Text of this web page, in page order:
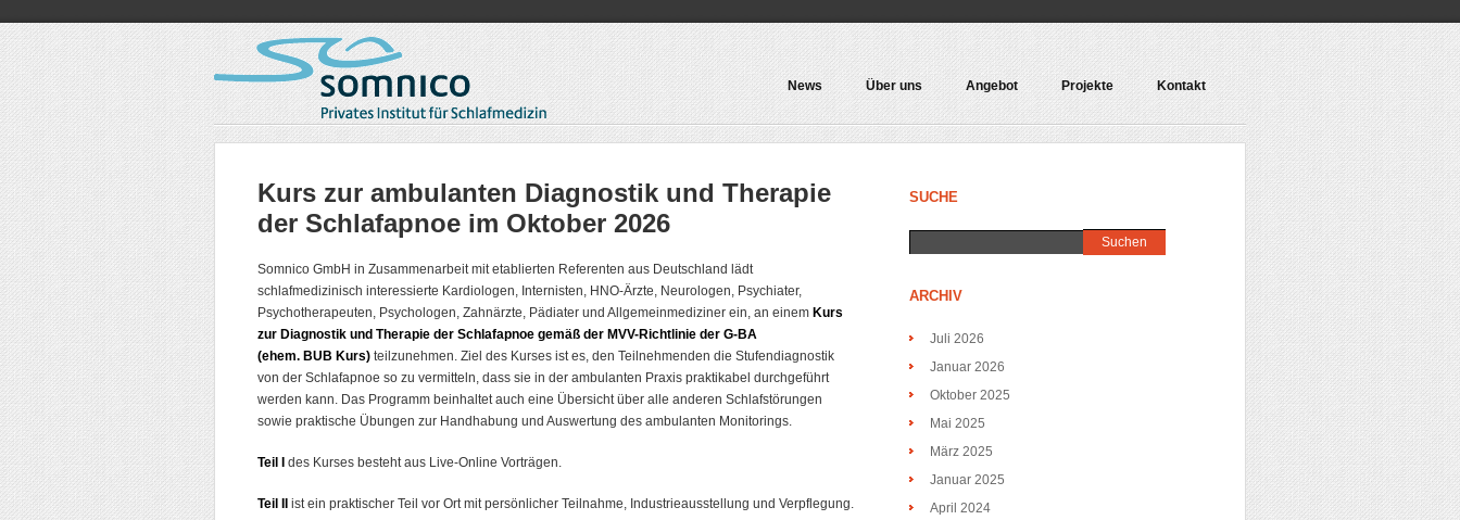
News Über uns Angebot Projekte Kontakt
Kurs zur ambulanten Diagnostik und Therapie
der Schlafapnoe im Oktober 2026
Somnico GmbH in Zusammenarbeit mit etablierten Referenten aus Deutschland lädt
schlafmedizinisch interessierte Kardiologen, Internisten, HNO-Ärzte, Neurologen, Psychiater,
Psychotherapeuten, Psychologen, Zahnärzte, Pädiater und Allgemeinmediziner ein, an einem Kurs
zur Diagnostik und Therapie der Schlafapnoe gemäß der MVV-Richtlinie der G-BA
(ehem. BUB Kurs) teilzunehmen. Ziel des Kurses ist es, den Teilnehmenden die Stufendiagnostik
von der Schlafapnoe so zu vermitteln, dass sie in der ambulanten Praxis praktikabel durchgeführt
werden kann. Das Programm beinhaltet auch eine Übersicht über alle anderen Schlafstörungen
sowie praktische Übungen zur Handhabung und Auswertung des ambulanten Monitorings.
Teil I des Kurses besteht aus Live-Online Vorträgen.
Teil II ist ein praktischer Teil vor Ort mit persönlicher Teilnahme, Industrieausstellung und Verpflegung.
SUCHE
ARCHIV
Juli 2026
Januar 2026
Oktober 2025
Mai 2025
März 2025
Januar 2025
April 2024